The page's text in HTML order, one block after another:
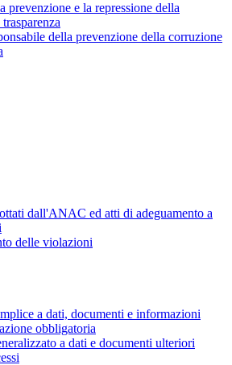
prevenzione e la repressione della
della prevenzione della corruzione
dall'ANAC ed atti di adeguamento a
delle violazioni
a dati, documenti e informazioni
obbligatoria
a dati e documenti ulteriori